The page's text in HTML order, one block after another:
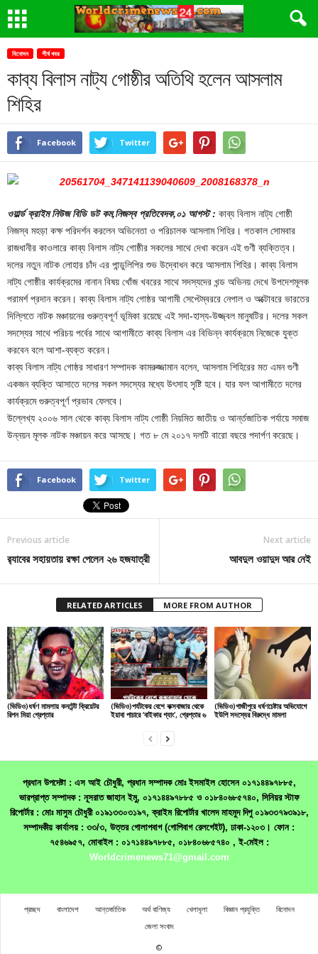
বিনোদন শীর্ষ খবর
কাব্য বিলাস নাট্য গোষ্ঠীর অতিথি হলেন আসলাম
শিহির
Facebook Twitter
ওয়ার্ল্ড ক্রাইম নিউজ বিডি ডট কম,নিজস্ব প্রতিবেদক,০১ আগস্ট : কাব্য বিলাস নাট্য গোষ্ঠী
নিজস্ব মহড়া কক্ষ পরিদর্শন করলেন অভিনেতা ও পরিচালক আসলাম শিহির। গতকাল সোমবার
রাজধানীর কাওলারে কাব্য বিলাস নাট্য গোষ্ঠীর সকলের সাথে দেখা করেন এই গুণী ব্যক্তিত্ব।
দলের নতুন নাটক লোহার চাঁদ এর পান্ডুলিপির শুভ উদ্বোধন করে আসলাম শিহির। কাব্য বিলাস
নাট্য গোষ্ঠীর কার্যক্রমের নানান বিষয় খোঁজ খবরের সাথে সদস্যদের খন্ড অভিনয় দেখে উপদেশমূলক
পরামর্শ প্রদান করেন। কাব্য বিলাস নাট্য গোষ্ঠর আগামী সেপ্টেম্বররে নেপাল ও অক্টোবরে ভারতের
দিল্লিতে নাটক মঞ্চায়নের গুরুত্বপূর্ণ ভূমিকা রয়েছে এই সদা-হাস্য-উজ্জ্বল মানুষটির। দলের সকল
সদস্যের সাথে পরিচয় পর্বের সাথে আগামীতে কাব্য বিলাস এর বিভিন্ন কার্যক্রমে নিজেকে যুক্ত
করবেন বলে আশা-ব্যক্ত করেন।
কাব্য বিলাস নাট্য গোষ্ঠর সাধারণ সম্পাদক কামরুজ্জামান বলেন, আসলাম শিহিরের মত এমন গুণী
একজন ব্যক্তি আসাতে দলের সকল সদস্যের মধ্যে উৎসাহ সৃষ্টি হবে। যার ফল আগামীতে দলের
কার্যক্রমে গুরুত্বপূর্ণ প্রভাব ফেলবে।
উল্লেখ্য ২০০৬ সাল থেকে কাব্য বিলাস নাট্য গোষ্ঠী নিয়মিত জাতীয় ও আর্ন্তজাতিক পর্যায়ে সমাজ
উন্নয়ন মূলক নাটক মঞ্চায়ন করে আসছে। গত ৮ মে ২০১৭ দলটি বারো বছরে পদার্পণ করেছে।
Facebook Twitter
Previous article
র‌্যাবের সহায়তায় রক্ষা পেলেন ২৬ হজযাত্রী
Next article
আবদুল ওয়াদুদ আর নেই
RELATED ARTICLES MORE FROM AUTHOR
(ভিডিও)ধর্ষণ মামলায় কনটেন্ট ক্রিয়েটর
রিপন মিয়া গ্রেপ্তার
(ভিডিও)পর্যটকের বেশে কক্সবাজার থেকে
ইয়াবা পাচারে ‘বাইকার গ্যাং’, গ্রেপ্তার ৬
(ভিডিও)গাজীপুরে ধর্ষণচেষ্টার অভিযোগে
ইউপি সদস্যের বিরুদ্ধে মামলা
প্রধান উপদেষ্টা : এস আই চৌধুরী, প্রধান সম্পাদক মোঃ ইসমাইল হোসেন ০১৭১৪৪৯৭৮৮৫,
ভারপ্রাপ্ত সম্পাদক : নূসরাত জাহান ইমু, ০১৭১৪৪৯৭৮৮৫ ও ০১৮৪০৬৮৫৭৪০, সিনিয়র স্টাফ
রিপোর্টার : মোঃ মাসুম চৌধুরী ০১৯১৩৩০৩১৯৭, ক্রাইম রিপোর্টার খালেদ মাহমুদ দিপু ০১৯৩৩৭৯৩৯১৮,
সম্পাদকীয় কার্যালয় : ৩৩/৩, উত্তর গোলাপবাগ (গোপিবাগ রেলগেইট), ঢাকা-১২০৩। ফোন :
৭৫৪৬৯৫৭, মোবাইল : ০১৭১৪৪৯৭৮৮৫, ০১৮৪০৬৮৫৭৪০ , ই-মেইল :
Worldcrimenews71@gmail.com
প্রচ্ছদ বাংলাদেশ আন্তর্জাতিক অর্থ বাণিজ্য খেলাধূলা বিজ্ঞান প্রযুক্তি
বিনোদন
জেলা সংবাদ
©